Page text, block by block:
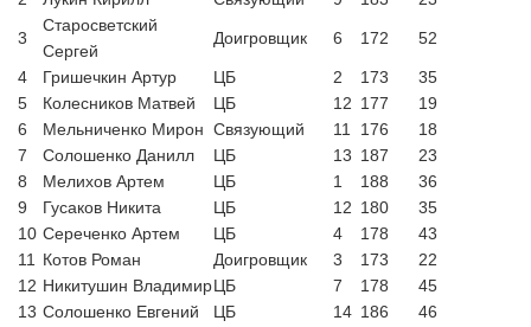
3
Старосветский
Сергей
Доигровщик 6 172 52
4 Гришечкин Артур ЦБ 2 173
35
5
Колесников Матвей ЦБ 12 177
19
6
Мельниченко Мирон Связующий 11 176
18
7
Солошенко Данилл ЦБ 13 187
23
8
Мелихов Артем ЦБ 1 188
36
9
Гусаков Никита ЦБ 12 180
35
10 Сереченко Артем ЦБ 4 178
43
11
Котов Роман Доигровщик 3 173
22
12 Никитушин ВладимирЦБ 7 178
45
13 Солошенко Евгений ЦБ 14 186
46